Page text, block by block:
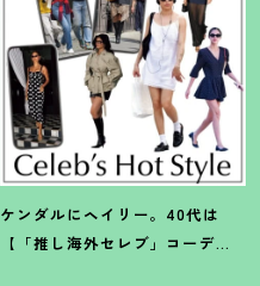
ケンダルにヘイリー。40代は
【「推し海外セレブ」コーデ】